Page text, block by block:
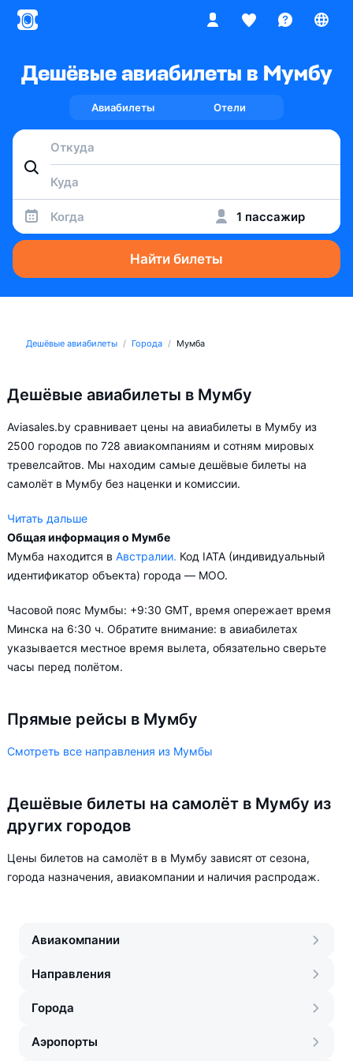
Дешёвые авиабилеты в Мумбу
Авиабилеты Отели
Когда 1 пассажир
Найти билеты
Дешёвые авиабилеты Города Мумба
Дешёвые авиабилеты в Мумбу
Aviasales.by сравнивает цены на авиабилеты в Мумбу из
2500 городов по 728 авиакомпаниям и сотням мировых
тревелсайтов. Мы находим самые дешёвые билеты на
самолёт в Мумбу без наценки и комиссии.
Читать дальше
Aviasales.by советует купить авиабилеты в Мумбу заранее,
чтобы вы могли выбирать условия перелёта, ориентируясь на
Общая информация о Мумбе
Мумба находится в Австралии. Код IATA (индивидуальный
идентификатор объекта) города — MOO.
Часовой пояс Мумбы: +9:30 GMT, время опережает время
Минска на 6:30 ч. Обратите внимание: в авиабилетах
указывается местное время вылета, обязательно сверьте
часы перед полётом.
Прямые рейсы в Мумбу
Смотреть все направления из Мумбы
Дешёвые билеты на самолёт в Мумбу из
других городов
Цены билетов на самолёт в в Мумбу зависят от сезона,
города назначения, авиакомпании и наличия распродаж.
Авиакомпании
Направления
Города
Аэропорты